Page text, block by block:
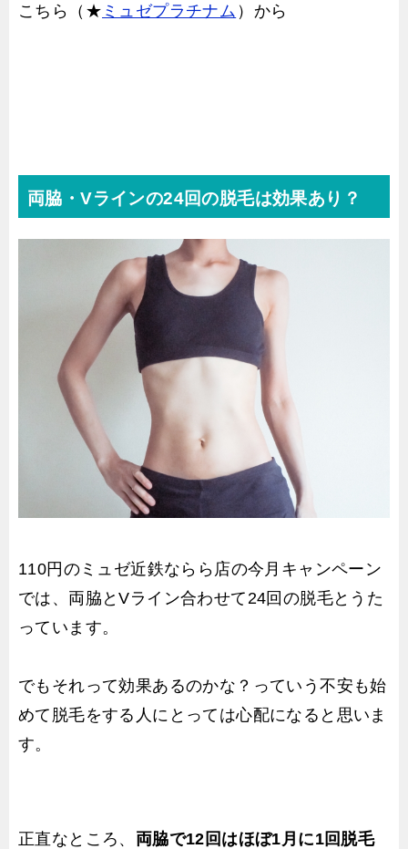
こちら（★ ミュゼプラチナム ）から
両脇・Vラインの24回の脱毛は効果あり？
110円のミュゼ近鉄ならら店の今月キャンペーン
では、両脇とVライン合わせて24回の脱毛とうた
っています。
でもそれって効果あるのかな？っていう不安も始
めて脱毛をする人にとっては心配になると思いま
す。
正直なところ、 両脇で12回はほぼ1月に1回脱毛